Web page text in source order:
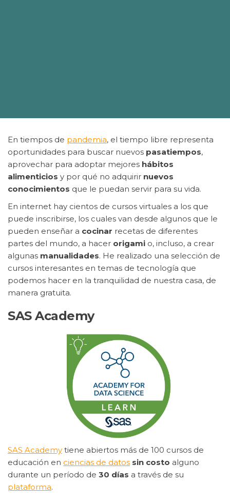
En tiempos de pandemia, el tiempo libre representa
oportunidades para buscar nuevos pasatiempos,
aprovechar para adoptar mejores hábitos
alimenticios y por qué no adquirir nuevos
conocimientos que le puedan servir para su vida.
En internet hay cientos de cursos virtuales a los que
puede inscribirse, los cuales van desde algunos que le
pueden enseñar a cocinar recetas de diferentes
partes del mundo, a hacer origami o, incluso, a crear
algunas manualidades. He realizado una selección de
cursos interesantes en temas de tecnología que
podemos hacer en la tranquilidad de nuestra casa, de
manera gratuita.
SAS Academy
SAS Academy tiene abiertos más de 100 cursos de
educación en ciencias de datos sin costo alguno
durante un período de 30 días a través de su
plataforma.